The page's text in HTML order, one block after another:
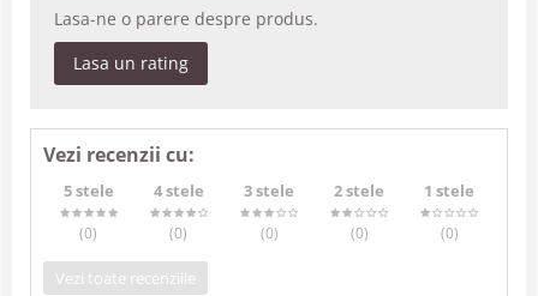
Lasa-ne o parere despre produs.
Lasa un rating
Vezi recenzii cu:
5 stele
(0)
4 stele
(0)
3 stele
(0)
2 stele
(0)
1 stele
(0)
Vezi toate recenziile